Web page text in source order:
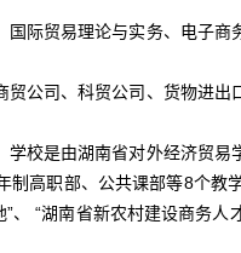
际贸易理论与实务、电子商
公司、科贸公司、货物进出
校是由湖南省对外经济贸
高职部、公共课部等8个教
“湖南省新农村建设商务人